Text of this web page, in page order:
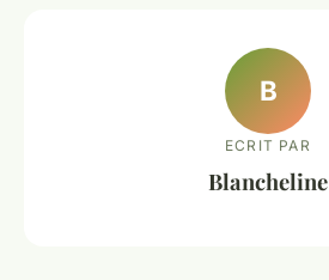
B
ECRIT PAR
Blancheline